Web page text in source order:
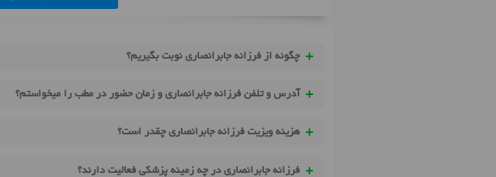
چگونه از فرزانه جابرانصاری نوبت بگیریم؟
آدرس و تلفن فرزانه جابرانصاری و زمان حضور در مطب را میخواستم؟
هزینه ویزیت فرزانه جابرانصاری چقدر است؟
فرزانه جابرانصاری در چه زمینه پزشکی فعالیت دارند؟